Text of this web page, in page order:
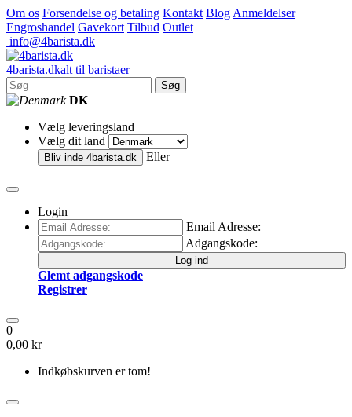
Om os Forsendelse og betaling Kontakt Blog Anmeldelser
Engroshandel Gavekort Tilbud Outlet
info@4barista.dk
4barista.dkalt til baristaer
Søg
DK
Vælg leveringsland
Vælg dit land
Bliv inde 4barista.dk Eller
Login
Email Adresse:
Adgangskode:
Log ind
Glemt adgangskode
Registrer
0
0,00 kr
Indkøbskurven er tom!